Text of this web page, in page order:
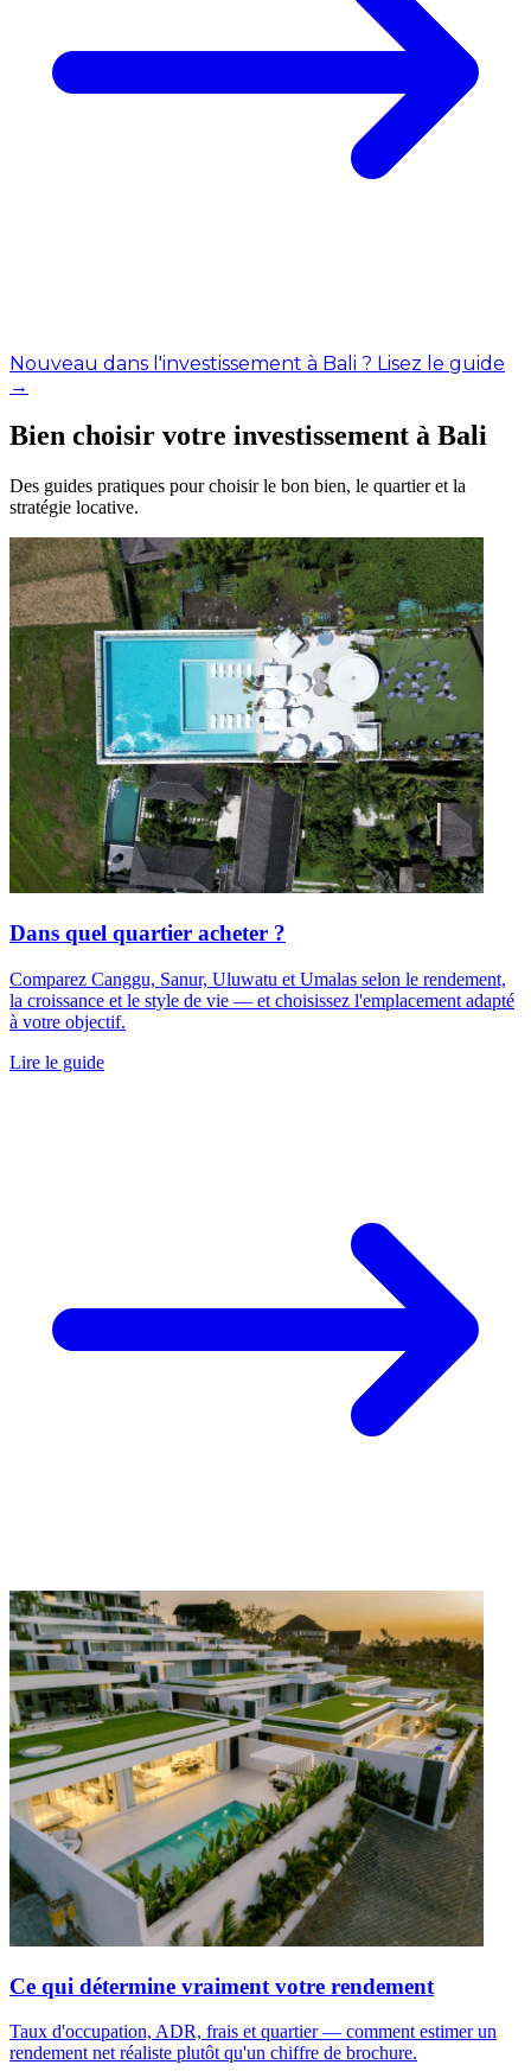
Nouveau dans l'investissement à Bali ? Lisez le guide
→
Bien choisir votre investissement à Bali
Des guides pratiques pour choisir le bon bien, le quartier et la
stratégie locative.
Dans quel quartier acheter ?
Comparez Canggu, Sanur, Uluwatu et Umalas selon le rendement,
la croissance et le style de vie — et choisissez l'emplacement adapté
à votre objectif.
Lire le guide
Ce qui détermine vraiment votre rendement
Taux d'occupation, ADR, frais et quartier — comment estimer un
rendement net réaliste plutôt qu'un chiffre de brochure.